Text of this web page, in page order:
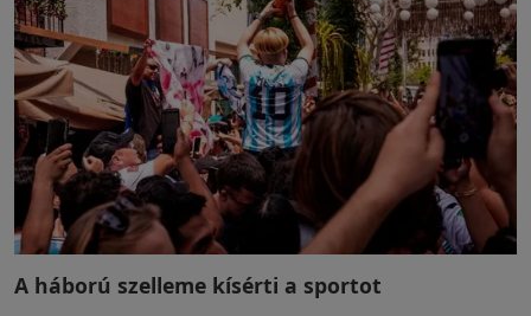
A háború szelleme kísérti a sportot